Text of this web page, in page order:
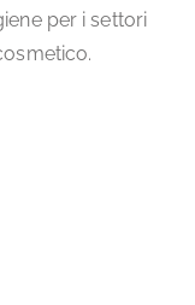
per i settori